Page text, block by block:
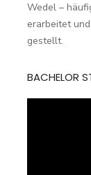
Wedel –
erarbeitet
gestellt.
BACHELOR